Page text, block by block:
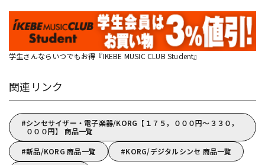
学生さんならいつでもお得『IKEBE MUSIC CLUB Student』
関連リンク
シンセサイザー・電子楽器/KORG【１７５，０００円～３３０，
０００円】 商品一覧
新品/KORG 商品一覧
KORG/デジタルシンセ 商品一覧